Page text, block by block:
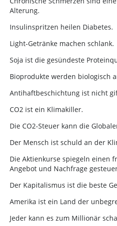
Alterung.
Insulinspritzen heilen Diabetes.
Light-Getränke machen schlank.
Soja ist die gesündeste
Bioprodukte werden biologisch
Antihaftbeschichtung ist nicht
CO2 ist ein Klimakiller.
Die CO2-Steuer kann die
Der Mensch ist schuld an der
Die Aktienkurse spiegeln einen
Angebot und Nachfrage
Der Kapitalismus ist die beste
Amerika ist ein Land der
Jeder kann es zum Millionär